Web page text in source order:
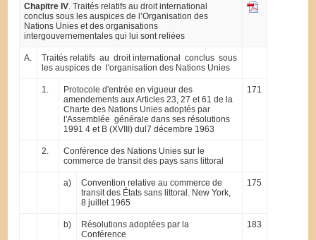
Chapitre IV . Traités relatifs au droit international
conclus sous les auspices de l’Organisation des
Nations Unies et des organisations
intergouvernementales qui lui sont reliées
A.
Traités relatifs au droit international conclus sous
les auspices de l'organisation des Nations Unies
1.
Protocole d'entrée en vigueur des
amendements aux Articles 23, 27 et 61 de la
Charte des Nations Unies adoptés par
l'Assemblée générale dans ses résolutions
1991 4 et B (XVIII) dul7 décembre 1963
171
2.
Conférence des Nations Unies sur le
commerce de transit des pays sans littoral
a)
Convention relative au commerce de
transit des États sans littoral. New York,
8 juillet 1965
175
b)
Résolutions adoptées par la
Conférence
183